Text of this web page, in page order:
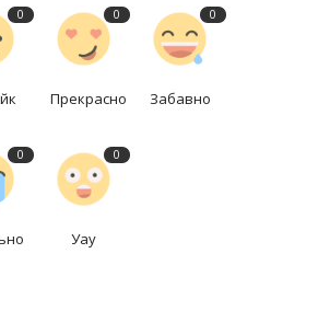
0 0
Прекрасно
0
Забавно
0 0
Уау